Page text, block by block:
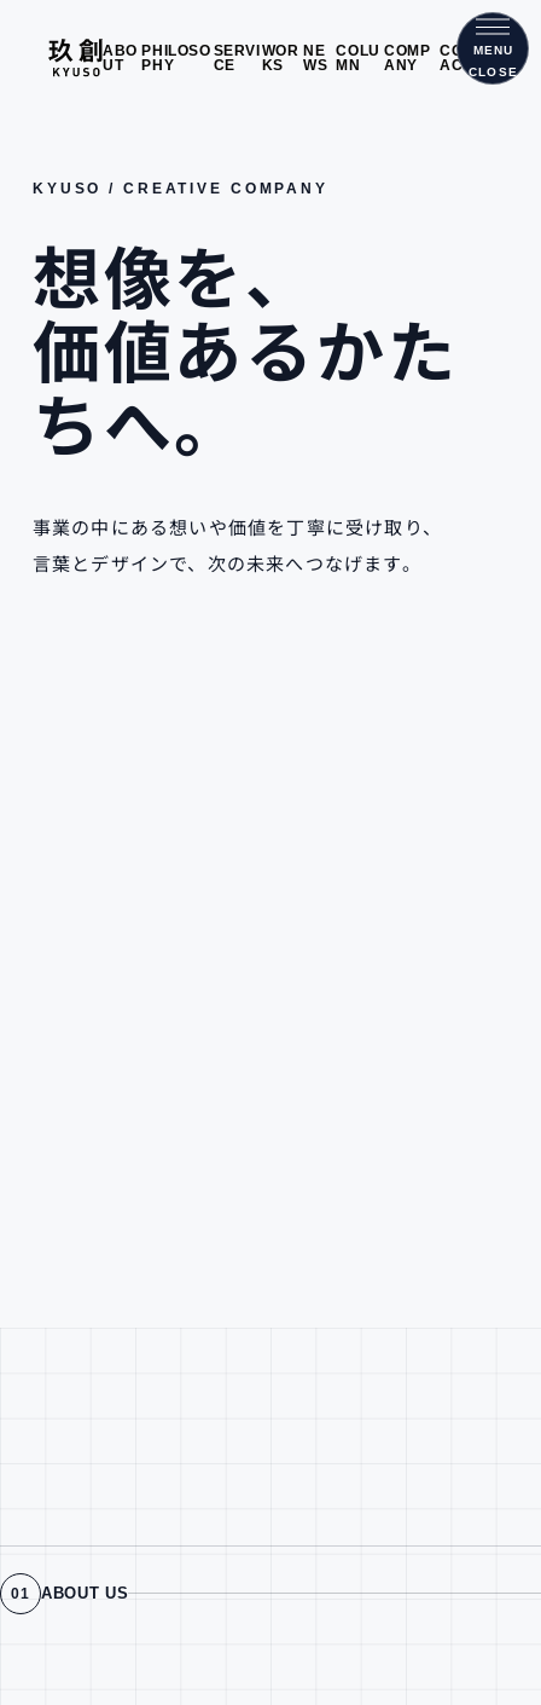
メニ
MENU
CLOSE
ABO
UT
PHILOSO
PHY
SERVI
CE
WOR
KS
NE
WS
COLU
MN
COMP
ANY
CONT
ACT
KYUSO / CREATIVE COMPANY
想像を、
価値あるかた
ちへ。
事業の中にある想いや価値を丁寧に受け取り、
言葉とデザインで、次の未来へつなげます。
01 ABOUT US